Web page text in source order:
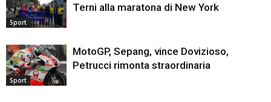
Sport
Terni alla maratona di New York
Sport
MotoGP, Sepang, vince Dovizioso,
Petrucci rimonta straordinaria